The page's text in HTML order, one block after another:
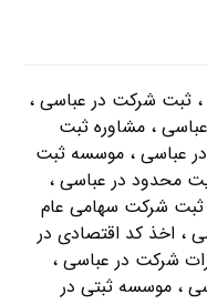
ثبت شرکت در عباسی ،
، مشاوره ثبت
عباسی ، موسسه ثبت
محدود در عباسی ،
شرکت سهامی عام
، اخذ کد اقتصادی در
شرکت در عباسی ،
، موسسه ثبتی در